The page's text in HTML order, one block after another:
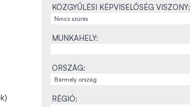
KÖZGYŰLÉSI KÉPVISELŐSÉG VISZONY:
MUNKAHELY:
ORSZÁG:
RÉGIÓ: